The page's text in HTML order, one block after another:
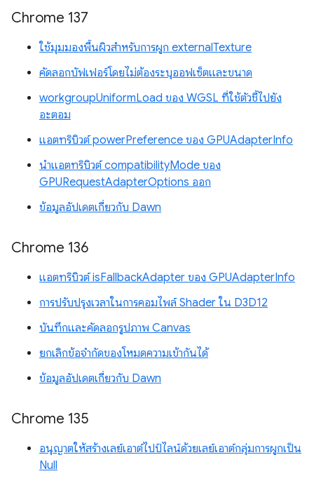
Chrome 137
ใช้มุมมองพื้นผิวสำหรับการผูก externalTexture
คัดลอกบัฟเฟอร์โดยไม่ต้องระบุออฟเซ็ตและขนาด
workgroupUniformLoad ของ WGSL ที่ใช้ตัวชี้ไปยัง
อะตอม
แอตทริบิวต์ powerPreference ของ GPUAdapterInfo
นำแอตทริบิวต์ compatibilityMode ของ
GPURequestAdapterOptions ออก
ข้อมูลอัปเดตเกี่ยวกับ Dawn
Chrome 136
แอตทริบิวต์ isFallbackAdapter ของ GPUAdapterInfo
การปรับปรุงเวลาในการคอมไพล์ Shader ใน D3D12
บันทึกและคัดลอกรูปภาพ Canvas
ยกเลิกข้อจำกัดของโหมดความเข้ากันได้
ข้อมูลอัปเดตเกี่ยวกับ Dawn
Chrome 135
อนุญาตให้สร้างเลย์เอาต์ไปป์ไลน์ด้วยเลย์เอาต์กลุ่มการผูกเป็น
Null